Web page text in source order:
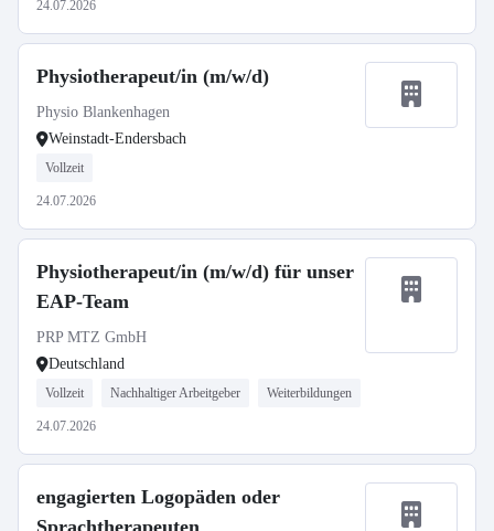
24.07.2026
Physiotherapeut/in (m/w/d)
Physio Blankenhagen
Weinstadt-Endersbach
Vollzeit
24.07.2026
Physiotherapeut/in (m/w/d) für unser
EAP-Team
PRP MTZ GmbH
Deutschland
Vollzeit Nachhaltiger Arbeitgeber Weiterbildungen
24.07.2026
engagierten Logopäden oder
Sprachtherapeuten